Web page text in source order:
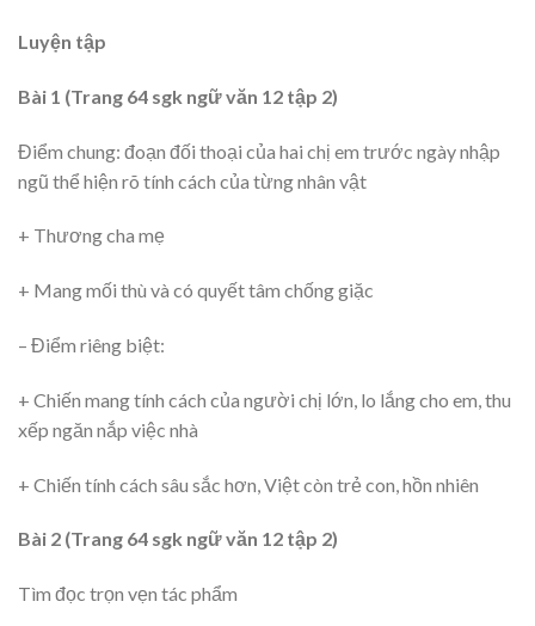
Luyện tập
Bài 1 (Trang 64 sgk ngữ văn 12 tập 2)
Điểm chung: đoạn đối thoại của hai chị em trước ngày nhập
ngũ thể hiện rõ tính cách của từng nhân vật
+ Thương cha mẹ
+ Mang mối thù và có quyết tâm chống giặc
– Điểm riêng biệt:
+ Chiến mang tính cách của người chị lớn, lo lắng cho em, thu
xếp ngăn nắp việc nhà
+ Chiến tính cách sâu sắc hơn, Việt còn trẻ con, hồn nhiên
Bài 2 (Trang 64 sgk ngữ văn 12 tập 2)
Tìm đọc trọn vẹn tác phẩm